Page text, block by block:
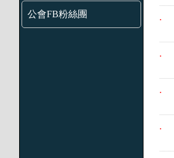
公會FB粉絲團 .
.
.
.